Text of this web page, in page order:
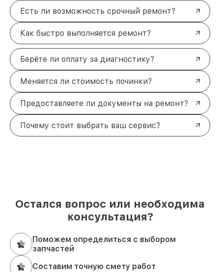
Есть ли возможность срочный ремонт?
Как быстро выполняется ремонт?
Берёте ли оплату за диагностику?
Меняется ли стоимость починки?
Предоставляете ли документы на ремонт?
Почему стоит выбрать ваш сервис?
Остался вопрос или необходима
консультация?
Поможем определиться с выбором
запчастей
Составим точную смету работ